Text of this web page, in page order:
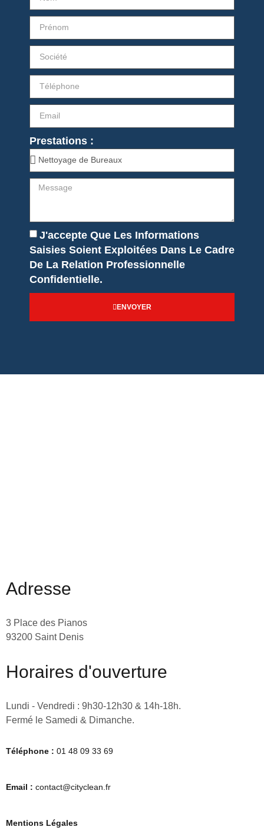
Prestations :
J'accepte Que Les Informations
Saisies Soient Exploitées Dans Le Cadre
De La Relation Professionnelle
Confidentielle.
ENVOYER
Adresse
3 Place des Pianos
93200 Saint Denis
Horaires d'ouverture
Lundi - Vendredi : 9h30-12h30 & 14h-18h.
Fermé le Samedi & Dimanche.
Téléphone : 01 48 09 33 69
Email : contact@cityclean.fr
Mentions Légales